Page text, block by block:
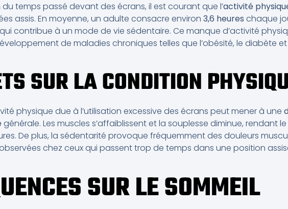
temps passé devant des écrans, il est courant que l’activité
assis. En moyenne, un adulte consacre environ 3,6 heures chaque
contribue à un mode de vie sédentaire. Ce manque d’activité
de maladies chroniques telles que l’obésité, le diabète
SUR LA CONDITION
physique due à l’utilisation excessive des écrans peut mener à une
générale. Les muscles s’affaiblissent et la souplesse diminue, rendant
De plus, la sédentarité provoque fréquemment des douleurs
chez ceux qui passent trop de temps dans une position
SUR LE SOMMEIL